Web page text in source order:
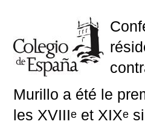
Murillo a été le
les XVIIIe et XIXe